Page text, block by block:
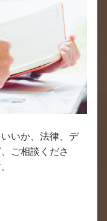
いか、法律、デ
ご相談くださ